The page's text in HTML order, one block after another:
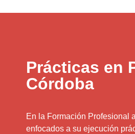
Prácticas en
Córdoba
En la Formación Profesional
enfocados a su ejecución